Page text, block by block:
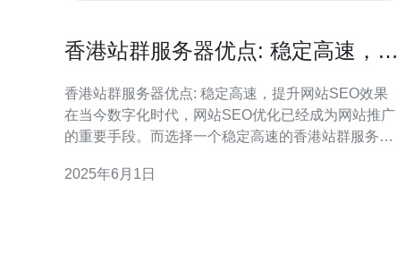
香港站群服务器优点: 稳定高速，提
香港站群服务器优点: 稳定高速，提升网站SEO效果
在当今数字化时代，网站SEO优化已经成为网站推广
的重要手段。而选择一个稳定高速的香港站群服务
更好的体验。本文将介绍香港站群服务器的优点，以
2025年6月1日